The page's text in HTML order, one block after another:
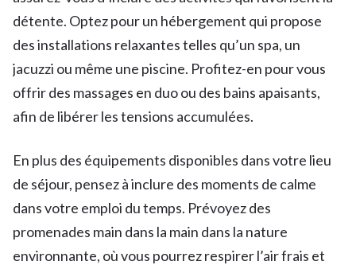
détente. Optez pour un hébergement qui propose
des installations relaxantes telles qu’un spa, un
jacuzzi ou même une piscine. Profitez-en pour vous
offrir des massages en duo ou des bains apaisants,
afin de libérer les tensions accumulées.
En plus des équipements disponibles dans votre lieu
de séjour, pensez à inclure des moments de calme
dans votre emploi du temps. Prévoyez des
promenades main dans la main dans la nature
environnante, où vous pourrez respirer l’air frais et